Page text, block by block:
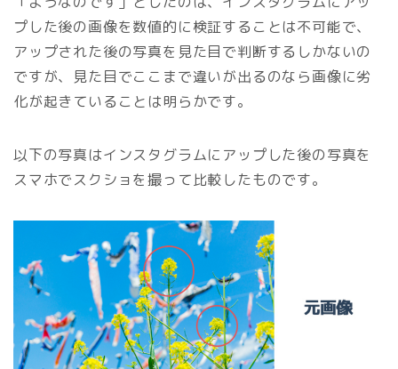
プした後の画像を数値的に検証することは不可能で、
アップされた後の写真を見た目で判断するしかないの
ですが、見た目でここまで違いが出るのなら画像に劣
化が起きていることは明らかです。
以下の写真はインスタグラムにアップした後の写真を
スマホでスクショを撮って比較したものです。